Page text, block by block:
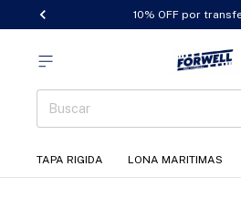
10% OFF por
TAPA RIGIDA LONA MARITIMAS